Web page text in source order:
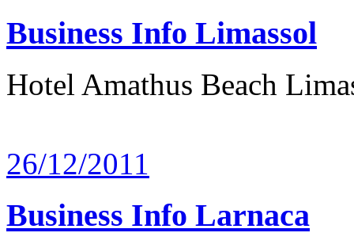
Business Info Limassol
Hotel Amathus Beach
26/12/2011
Business Info Larnaca